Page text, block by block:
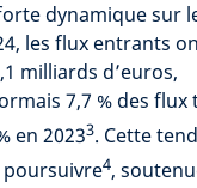
dynamique sur
les flux entrants
milliards d’euros,
7,7 % des flux
en 20233. Cette
poursuivre4,